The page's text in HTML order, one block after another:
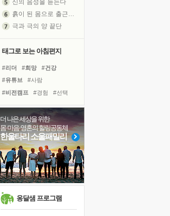
극과 극의 양 끝단
처음 손을 잡았던 날
슬럼프
보고 싶은 어머니
유년 시절의 부산 영도 바다
못된 꼰대들
너무 황홀한 꽃들이여!
희망이란
'모른다'는 것
귀를 열고 마음을 내어주고
태그로 보는 아침편지
#리더 #희망
#건강
#유튜브
#사람
#비전캠프
#경험
#선택
#도움
#극복
#친구
#위기
#계획
#명상
#링컨학교
#아이들
#독서
#바이러스
#독서캠프
#나눔 #삶
더 나은 세상을 위한
몸·마음·영혼의 힐링공동체
한울타리 소울패밀리
옹달샘 프로그램